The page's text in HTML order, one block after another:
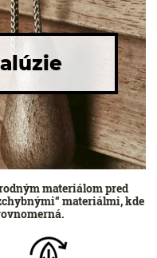
materiálom pred
materiálmi, kde